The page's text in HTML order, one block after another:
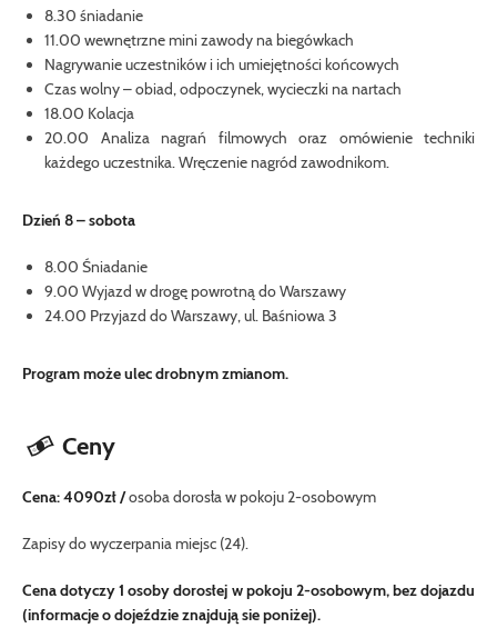
8.30 śniadanie
11.00 wewnętrzne mini zawody na biegówkach
Nagrywanie uczestników i ich umiejętności końcowych
Czas wolny – obiad, odpoczynek, wycieczki na nartach
18.00 Kolacja
20.00 Analiza nagrań filmowych oraz omówienie techniki
każdego uczestnika. Wręczenie nagród zawodnikom.
Dzień 8 – sobota
8.00 Śniadanie
9.00 Wyjazd w drogę powrotną do Warszawy
24.00 Przyjazd do Warszawy, ul. Baśniowa 3
Program może ulec drobnym zmianom.
Ceny
Cena: 4090zł /osoba dorosła w pokoju 2-osobowym
Zapisy do wyczerpania miejsc (24).
Cena dotyczy 1 osoby dorosłej w pokoju 2-osobowym, bez dojazdu
(informacje o dojeździe znajdują sie poniżej).